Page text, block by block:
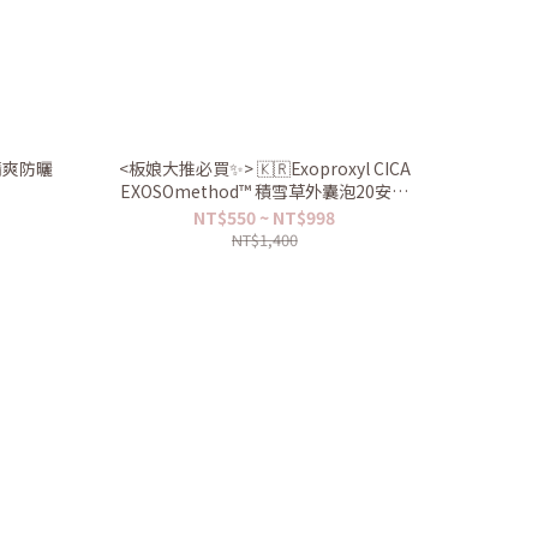
防曬
<板娘大推必買✨> 🇰🇷Exoproxyl CICA
EXOSOmethod™ 積雪草外囊泡20安瓶
修護霜30ml
NT$550 ~ NT$998
NT$1,400